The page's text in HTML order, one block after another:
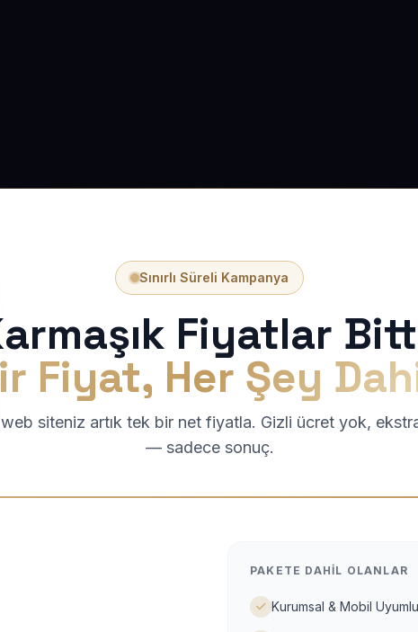
Sınırlı Süreli Kampanya
Fiyatlar
Fiyat, Her Şey
siteniz artık tek bir net fiyatla. Gizli ücret yok,
— sadece sonuç.
PAKETE DAHIL OLANLAR
Kurumsal & Mobil